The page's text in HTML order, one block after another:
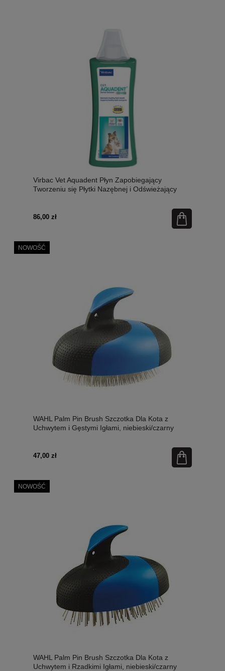
Virbac Vet Aquadent Płyn Zapobiegający
Tworzeniu się Płytki Nazębnej i Odświeżający
86,00 zł
WAHL Palm Pin Brush Szczotka Dla Kota z
Uchwytem i Gęstymi Igłami, niebieski/czarny
47,00 zł
NOWOŚĆ
WAHL Palm Pin Brush Szczotka Dla Kota z
Uchwytem i Rzadkimi Igłami, niebieski/czarny
NOWOŚĆ